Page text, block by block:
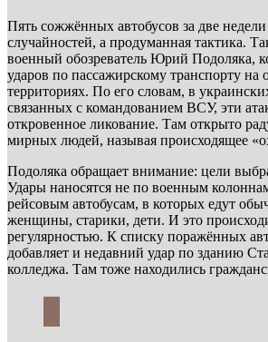
Пять сожжённых автобусов за две
случайностей, а продуманная тактика.
военный обозреватель Юрий Подоляка,
ударов по пассажирскому транспорту
территориях. По его словам, в
связанных с командованием ВСУ, эти
откровенное ликование. Там открыто
мирных людей, называя происходящее
Подоляка обращает внимание: цели
Удары наносятся не по военным
рейсовым автобусам, в которых едут
женщины, старики, дети. И это
регулярностью. К списку поражённых
добавляет и недавний удар по зданию
колледжа. Там тоже находились